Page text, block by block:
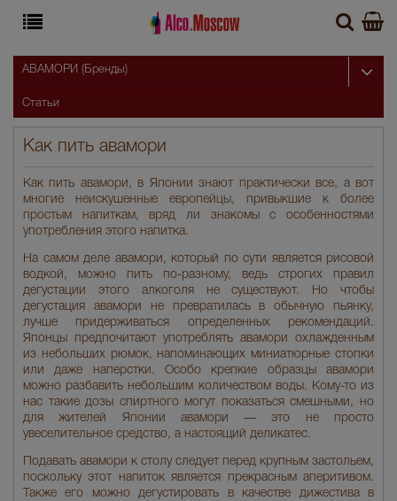
Как пить авамори
Как пить авамори, в Японии знают практически все, а вот
многие неискушенные европейцы, привыкшие к более
простым напиткам, вряд ли знакомы с особенностями
употребления этого напитка.
На самом деле авамори, который по сути является рисовой
водкой, можно пить по-разному, ведь строгих правил
дегустации этого алкоголя не существуют. Но чтобы
дегустация авамори не превратилась в обычную пьянку,
лучше придерживаться определенных рекомендаций.
Японцы предпочитают употреблять авамори охлажденным
из небольших рюмок, напоминающих миниатюрные стопки
или даже наперстки. Особо крепкие образцы авамори
можно разбавить небольшим количеством воды. Кому-то из
нас такие дозы спиртного могут показаться смешными, но
для жителей Японии авамори — это не просто
увеселительное средство, а настоящий деликатес.
Подавать авамори к столу следует перед крупным застольем,
поскольку этот напиток является прекрасным аперитивом.
Также его можно дегустировать в качестве дижестива в
АВАМОРИ (Бренды)
Статьи